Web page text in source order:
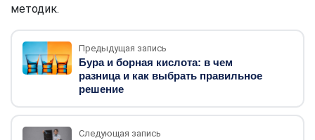
методик.
Предыдущая запись
Бура и борная кислота: в чем
разница и как выбрать правильное
решение
Следующая запись